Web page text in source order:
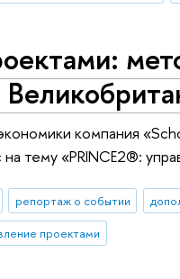
компания
тему «PRINCE2®:
репортаж о событии
проектами